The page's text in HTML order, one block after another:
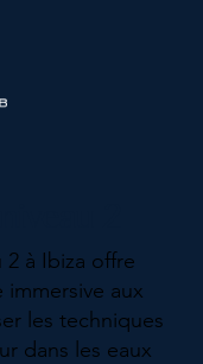
2 à Ibiza offre
aux
les techniques
dans les eaux